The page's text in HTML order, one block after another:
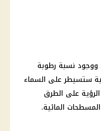
ووجود نسبة رطوبة
ستسيطر على السماء
على الطرق
المائية.